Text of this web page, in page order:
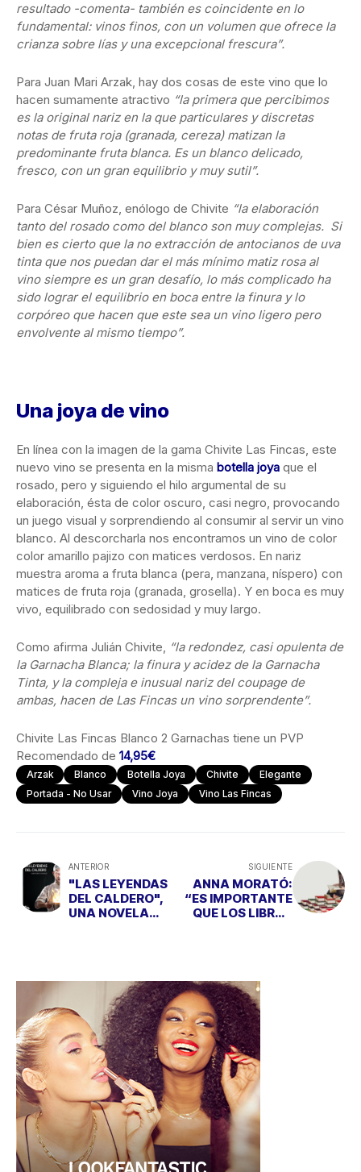
resultado -comenta- también es coincidente en lo
fundamental: vinos finos, con un volumen que ofrece la
crianza sobre lías y una excepcional frescura”.
Para Juan Mari Arzak, hay dos cosas de este vino que lo
hacen sumamente atractivo “la primera que percibimos
es la original nariz en la que particulares y discretas
notas de fruta roja (granada, cereza) matizan la
predominante fruta blanca. Es un blanco delicado,
fresco, con un gran equilibrio y muy sutil”.
Para César Muñoz, enólogo de Chivite “la elaboración
tanto del rosado como del blanco son muy complejas. Si
bien es cierto que la no extracción de antocianos de uva
tinta que nos puedan dar el más mínimo matiz rosa al
vino siempre es un gran desafío, lo más complicado ha
sido lograr el equilibrio en boca entre la finura y lo
corpóreo que hacen que este sea un vino ligero pero
envolvente al mismo tiempo”.
Una joya de vino
En línea con la imagen de la gama Chivite Las Fincas, este
nuevo vino se presenta en la misma botella joya que el
rosado, pero y siguiendo el hilo argumental de su
elaboración, ésta de color oscuro, casi negro, provocando
un juego visual y sorprendiendo al consumir al servir un vino
blanco. Al descorcharla nos encontramos un vino de color
color amarillo pajizo con matices verdosos. En nariz
muestra aroma a fruta blanca (pera, manzana, níspero) con
matices de fruta roja (granada, grosella). Y en boca es muy
vivo, equilibrado con sedosidad y muy largo.
Como afirma Julián Chivite, “la redondez, casi opulenta de
la Garnacha Blanca; la finura y acidez de la Garnacha
Tinta, y la compleja e inusual nariz del coupage de
ambas, hacen de Las Fincas un vino sorprendente”.
Chivite Las Fincas Blanco 2 Garnachas tiene un PVP
Recomendado de 14,95€
Arzak Blanco Botella Joya Chivite
Elegante
Portada - No Usar
Vino Joya Vino Las Fincas
ANTERIOR
"LAS LEYENDAS
DEL CALDERO",
UNA NOVELA
SIGUIENTE
ANNA MORATÓ:
“ES IMPORTANTE
QUE LOS LIBROS